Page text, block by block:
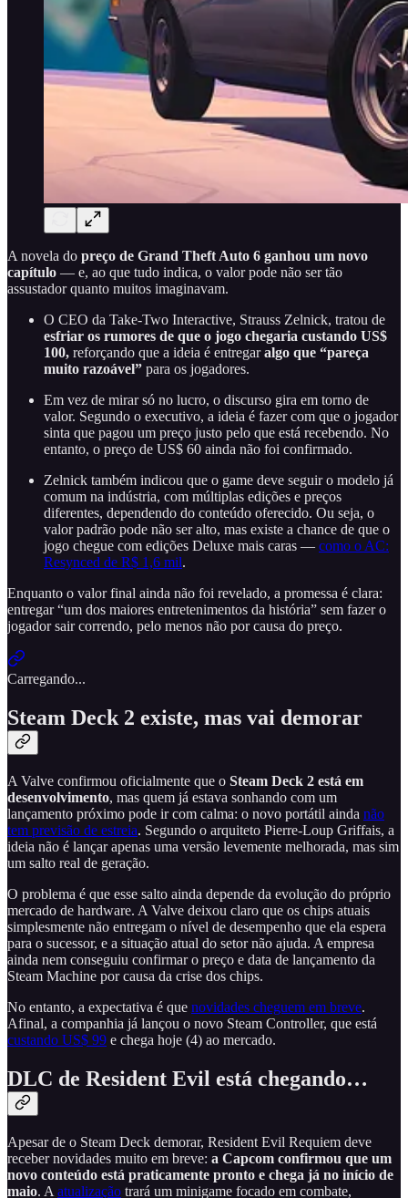
A novela do preço de Grand Theft Auto 6 ganhou um novo
capítulo — e, ao que tudo indica, o valor pode não ser tão
assustador quanto muitos imaginavam.
O CEO da Take-Two Interactive, Strauss Zelnick, tratou de
esfriar os rumores de que o jogo chegaria custando US$
100, reforçando que a ideia é entregaralgo que “pareça
muito razoável” para os jogadores.
Em vez de mirar só no lucro, o discurso gira em torno de
valor. Segundo o executivo, a ideia é fazer com que o jogador
sinta que pagou um preço justo pelo que está recebendo. No
entanto, o preço de US$ 60 ainda não foi confirmado.
Zelnick também indicou que o game deve seguir o modelo já
comum na indústria, com múltiplas edições e preços
diferentes, dependendo do conteúdo oferecido. Ou seja, o
valor padrão pode não ser alto, mas existe a chance de que o
jogo chegue com edições Deluxe mais caras — como o AC:
Resynced de R$ 1,6 mil.
Enquanto o valor final ainda não foi revelado, a promessa é clara:
entregar “um dos maiores entretenimentos da história” sem fazer o
jogador sair correndo, pelo menos não por causa do preço.
Carregando...
Steam Deck 2 existe, mas vai demorar
A Valve confirmou oficialmente que o Steam Deck 2 está em
desenvolvimento, mas quem já estava sonhando com um
lançamento próximo pode ir com calma: o novo portátil ainda não
tem previsão de estreia. Segundo o arquiteto Pierre-Loup Griffais, a
ideia não é lançar apenas uma versão levemente melhorada, mas sim
um salto real de geração.
O problema é que esse salto ainda depende da evolução do próprio
mercado de hardware. A Valve deixou claro que os chips atuais
simplesmente não entregam o nível de desempenho que ela espera
para o sucessor, e a situação atual do setor não ajuda. A empresa
ainda nem conseguiu confirmar o preço e data de lançamento da
Steam Machine por causa da crise dos chips.
No entanto, a expectativa é que novidades cheguem em breve.
Afinal, a companhia já lançou o novo Steam Controller, que está
custando US$ 99 e chega hoje (4) ao mercado.
DLC de Resident Evil está chegando…
Apesar de o Steam Deck demorar, Resident Evil Requiem deve
receber novidades muito em breve: a Capcom confirmou que um
novo conteúdo está praticamente pronto e chega já no início de
maio. A atualização trará um minigame focado em combate,